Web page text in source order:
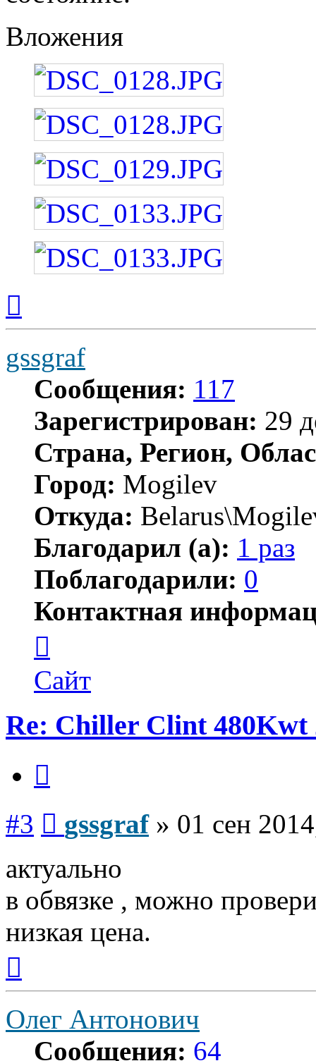
Вложения
началу
gssgraf
Сообщения: 117
Зарегистрирован: 29
Страна, Регион,
Город: Mogilev
Откуда:
Благодарил (а): 1 раз
Поблагодарили: 0
Контактная
пользователя
gssgraf
Сайт
Re: Chiller Clint 480Kwt
#3 gssgraf» 01 сен
актуально
в обвязке , можно
низкая цена.
началу
Олег Антонович
Сообщения: 64